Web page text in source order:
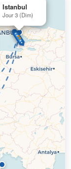
Istanbul
Jour 3 (Dim)